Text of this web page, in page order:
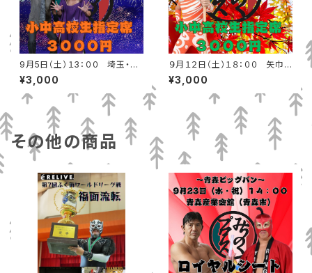
9月5日（土）１3：００ 埼玉・春
日部市ふれあいキューブ 小中高
校生指定席
¥3,000
９月１２日（土）１８：００ 矢巾
町民総合体育館 小中高校生指
定席
¥3,000
その他の商品